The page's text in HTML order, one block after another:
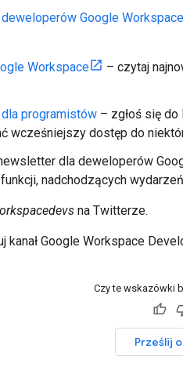
deweloperów Google Workspace
Workspace
– czytaj
dla programistów – zgłoś się
wcześniejszy dostęp do
dla deweloperów
nadchodzących
na Twitterze.
kanał Google Workspace
Czy te wskazówki
Prześlij